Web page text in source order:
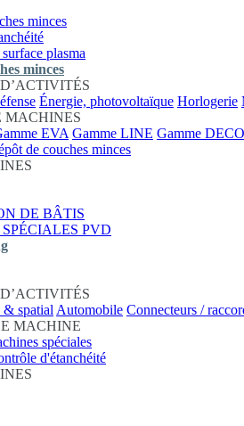
minces
plasma
minces
Énergie, photovoltaïque Horlogerie
MACHINES
EVA Gamme LINE Gamme
de couches minces
DE BÂTIS
PVD
& spatial Automobile Connecteurs /
MACHINE
spéciales
d'étanchéité